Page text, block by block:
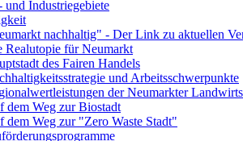
und Industriegebiete
nachhaltig" - Der Link zu aktuellen
Realutopie für Neumarkt
des Fairen Handels
und Arbeitsschwerpunkte
der Neumarkter
dem Weg zur Biostadt
dem Weg zur "Zero Waste Stadt"